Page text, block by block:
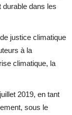
dans les
justice climatique
à la
climatique, la
2019, en tant
sous le